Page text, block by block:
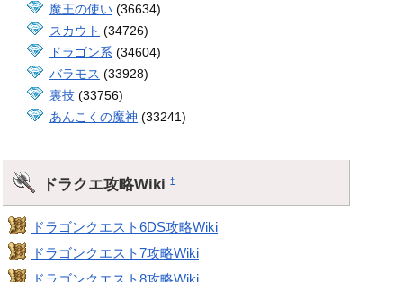
魔王の使い (36634)
スカウト (34726)
ドラゴン系 (34604)
バラモス (33928)
裏技 (33756)
あんこくの魔神 (33241)
ドラクエ攻略Wiki†
ドラゴンクエスト6DS攻略Wiki
ドラゴンクエスト7攻略Wiki
ドラゴンクエスト8攻略Wiki